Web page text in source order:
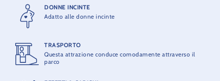
DONNE INCINTE
Adatto alle donne incinte
TRASPORTO
Questa attrazione conduce comodamente attraverso il
parco
CAPACITÀ TEORICA
1600 persone / ora